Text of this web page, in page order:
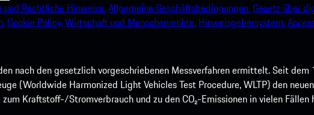
und Rechtliche Hinweise.Allgemeine Geschäftsbedingungen.Gesetz über
Cookie Policy.Wirtschaft und Menschenrechte. Hinweisgebersystem.
nach den gesetzlich vorgeschriebenen Messverfahren ermittelt. Seit
(Worldwide Harmonized Light Vehicles Test Procedure, WLTP) den
Kraftstoff-/Stromverbrauch und zu den CO₂-Emissionen in vielen